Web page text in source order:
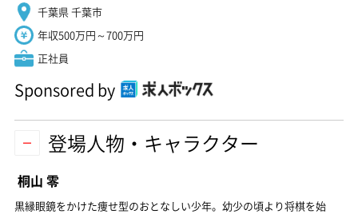
千葉県 千葉市
年収500万円～700万円
正社員
Sponsored by
登場人物・キャラクター
桐山 零
黒縁眼鏡をかけた痩せ型のおとなしい少年。幼少の頃より将棋を始